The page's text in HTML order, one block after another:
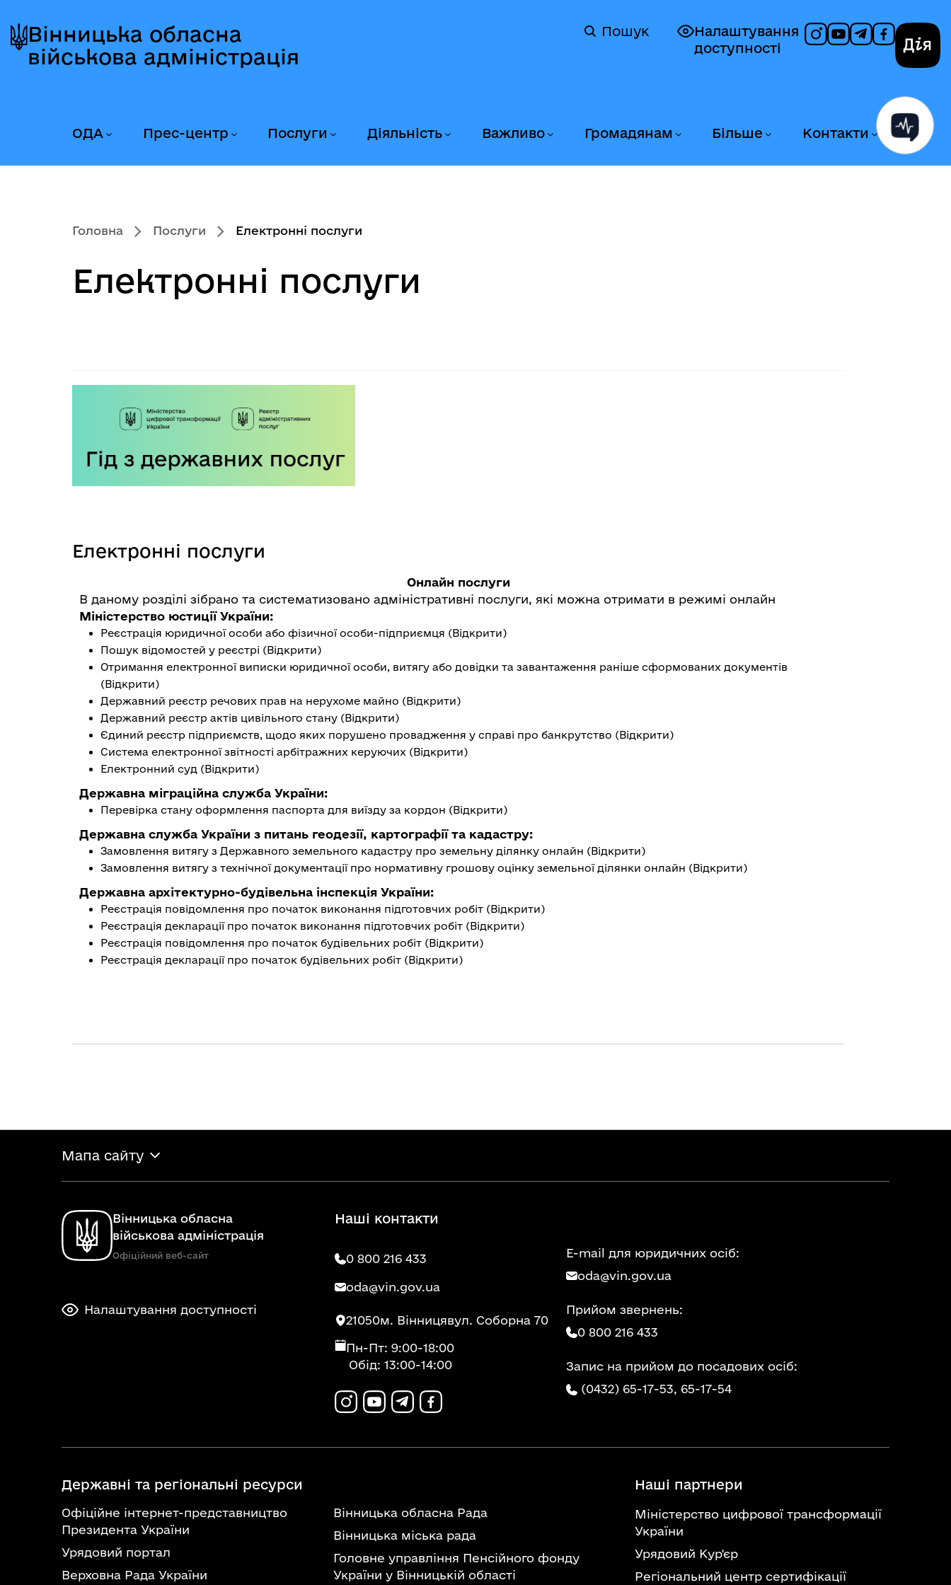
до
головного
до
головного
вмісту
до
головного
колонтитула
Вінницька обласна
військова адміністрація
Налаштування
доступності
Пошук
ОДА Прес-центр Послуги Діяльність Важливо Громадянам Більше Контакти
Головна Послуги Електронні послуги
Електронні послуги
Електронні послуги
Онлайн послуги
В даному розділі зібрано та систематизовано адміністративні послуги, які можна отримати в режимі онлайн
Міністерство юстиції України:
Реєстрація юридичної особи або фізичної особи-підприємця (Відкрити)
Пошук відомостей у реєстрі (Відкрити)
Отримання електронної виписки юридичної особи, витягу або довідки та завантаження раніше сформованих документів
(Відкрити)
Державний реєстр речових прав на нерухоме майно (Відкрити)
Державний реєстр актів цивільного стану (Відкрити)
Єдиний реєстр підприємств, щодо яких порушено провадження у справі про банкрутство (Відкрити)
Система електронної звітності арбітражних керуючих (Відкрити)
Електронний суд (Відкрити)
Державна міграційна служба України:
Перевірка стану оформлення паспорта для виїзду за кордон (Відкрити)
Державна служба України з питань геодезії, картографії та кадастру:
Замовлення витягу з Державного земельного кадастру про земельну ділянку онлайн (Відкрити)
Замовлення витягу з технічної документації про нормативну грошову оцінку земельної ділянки онлайн (Відкрити)
Державна архітектурно-будівельна інспекція України:
Реєстрація повідомлення про початок виконання підготовчих робіт (Відкрити)
Реєстрація декларації про початок виконання підготовчих робіт (Відкрити)
Реєстрація повідомлення про початок будівельних робіт (Відкрити)
Реєстрація декларації про початок будівельних робіт (Відкрити)
Мапа сайту
Вінницька обласна
військова адміністрація
Офіційний веб-сайт
Налаштування доступності
Наші контакти
0 800 216 433
oda@vin.gov.ua
21050м. Вінницявул. Соборна 70
Пн-Пт: 9:00-18:00
Обід: 13:00-14:00
E-mail для юридичних осіб:
oda@vin.gov.ua
Прийом звернень:
0 800 216 433
Запис на прийом до посадових осіб:
(0432) 65-17-53, 65-17-54
Державні та регіональні ресурси
Офіційне інтернет-представництво
Президента України
Урядовий портал
Верховна Рада України
Вінницька обласна Рада
Вінницька міська рада
Головне управління Пенсійного фонду
України у Вінницькій області
Наші партнери
Міністерство цифрової трансформації
України
Урядовий Кур'єр
Регіональний центр сертифікації